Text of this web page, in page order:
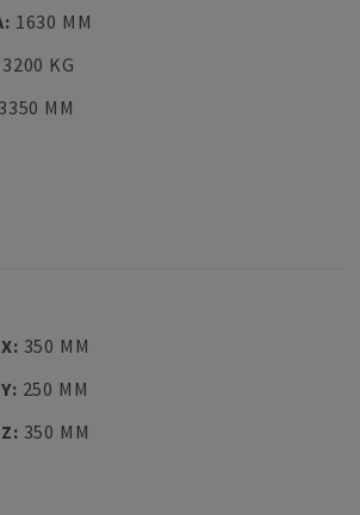
: 1630 MM
3200 KG
3350 MM
: 350 MM
: 250 MM
: 350 MM